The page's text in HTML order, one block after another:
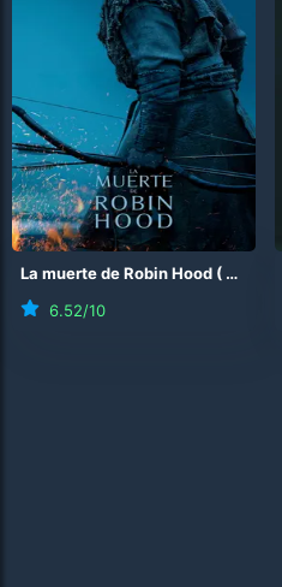
La muerte de Robin Hood ( 2026
6.52/10